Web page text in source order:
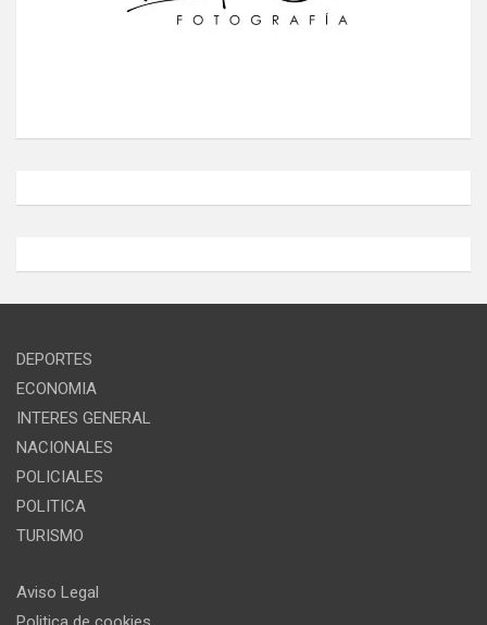
DEPORTES
ECONOMIA
INTERES GENERAL
NACIONALES
POLICIALES
POLITICA
TURISMO
Aviso Legal